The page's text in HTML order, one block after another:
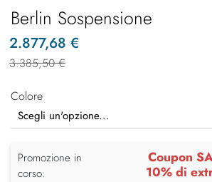
Berlin Sospensione
2.877,68 €
3.385,50 €
Colore
Promozione in
corso:
Coupon
10% di